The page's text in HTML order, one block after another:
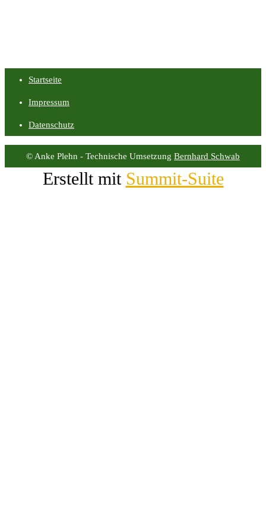
Startseite
Impressum
Datenschutz
© Anke Plehn - Technische Umsetzung Bernhard Schwab
Erstellt mit Summit-Suite